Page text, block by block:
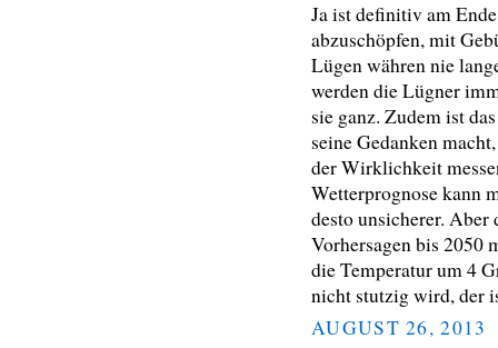
Ja ist definitiv am
abzuschöpfen, mit
Lügen währen nie
werden die Lügner
sie ganz. Zudem ist
seine Gedanken
der Wirklichkeit
Wetterprognose kann
desto unsicherer.
Vorhersagen bis 2050
die Temperatur um 4
nicht stutzig wird, der
AUGUST 26, 2013